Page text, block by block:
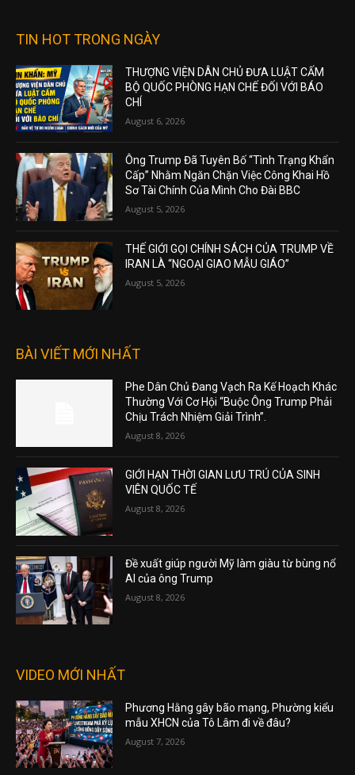
TIN HOT TRONG NGÀY
THƯỢNG VIỆN DÂN CHỦ ĐƯA LUẬT CẤM
BỘ QUỐC PHÒNG HẠN CHẾ ĐỐI VỚI BÁO
CHÍ
August 6, 2026
Ông Trump Đã Tuyên Bố “Tình Trạng Khẩn
Cấp” Nhằm Ngăn Chặn Việc Công Khai Hồ
Sơ Tài Chính Của Mình Cho Đài BBC
August 5, 2026
THẾ GIỚI GỌI CHÍNH SÁCH CỦA TRUMP VỀ
IRAN LÀ “NGOẠI GIAO MẪU GIÁO”
August 5, 2026
BÀI VIẾT MỚI NHẤT
Phe Dân Chủ Đang Vạch Ra Kế Hoạch Khác
Thường Với Cơ Hội “Buộc Ông Trump Phải
Chịu Trách Nhiệm Giải Trình”.
August 8, 2026
GIỚI HẠN THỜI GIAN LƯU TRÚ CỦA SINH
VIÊN QUỐC TẾ
August 8, 2026
Đề xuất giúp người Mỹ làm giàu từ bùng nổ
AI của ông Trump
August 8, 2026
VIDEO MỚI NHẤT
Phương Hằng gây bão mạng, Phường kiểu
mẫu XHCN của Tô Lâm đi về đâu?
August 7, 2026